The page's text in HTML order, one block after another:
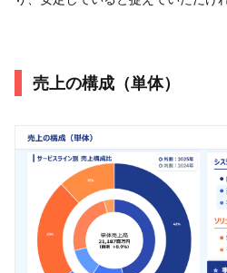
売上の構成（単体）